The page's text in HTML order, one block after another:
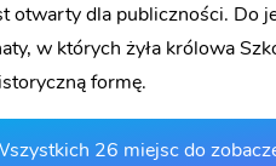
otwarty dla publiczności. Do
w których żyła królowa
formę.
26 miejsc do